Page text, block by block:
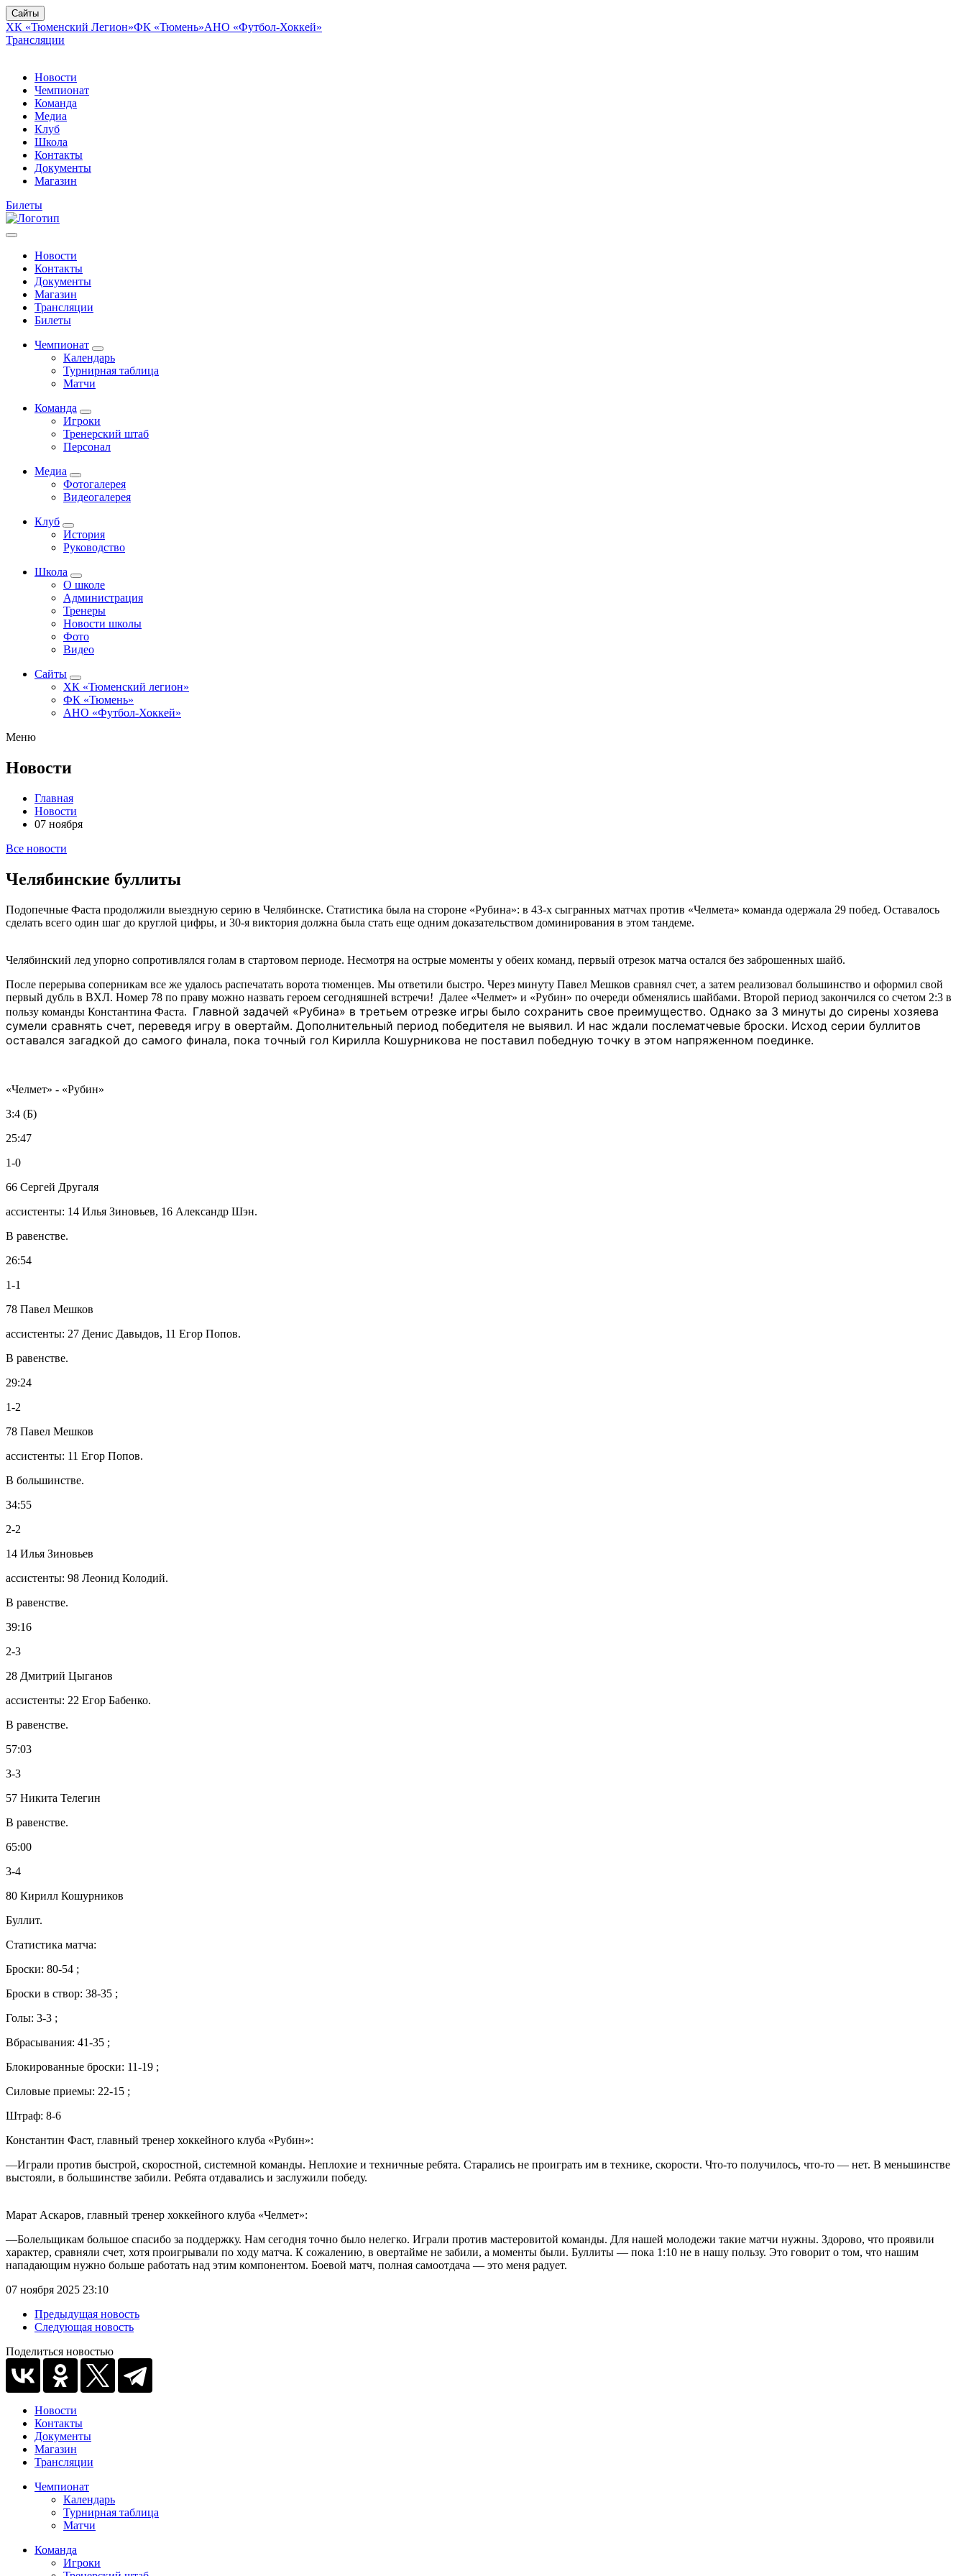
Сайты
ХК «Тюменский Легион»ФК «Тюмень»АНО «Футбол-Хоккей»
Трансляции
Новости
Чемпионат
Команда
Медиа
Клуб
Школа
Контакты
Документы
Магазин
Билеты
Новости
Контакты
Документы
Магазин
Трансляции
Билеты
Чемпионат
Календарь
Турнирная таблица
Матчи
Команда
Игроки
Тренерский штаб
Персонал
Медиа
Фотогалерея
Видеогалерея
Клуб
История
Руководство
Школа
О школе
Администрация
Тренеры
Новости школы
Фото
Видео
Сайты
ХК «Тюменский легион»
ФК «Тюмень»
АНО «Футбол-Хоккей»
Меню
Новости
Главная
Новости
07 ноября
Все новости
Челябинские буллиты
Подопечные Фаста продолжили выездную серию в Челябинске. Статистика была на стороне «Рубина»: в 43-х сыгранных матчах против «Челмета» команда одержала 29 побед. Оставалось
сделать всего один шаг до круглой цифры, и 30-я виктория должна была стать еще одним доказательством доминирования в этом тандеме.
Челябинский лед упорно сопротивлялся голам в стартовом периоде. Несмотря на острые моменты у обеих команд, первый отрезок матча остался без заброшенных шайб.
После перерыва соперникам все же удалось распечатать ворота тюменцев. Мы ответили быстро. Через минуту Павел Мешков сравнял счет, а затем реализовал большинство и оформил свой
первый дубль в ВХЛ. Номер 78 по праву можно назвать героем сегодняшней встречи! Далее «Челмет» и «Рубин» по очереди обменялись шайбами. Второй период закончился со счетом 2:3 в
пользу команды Константина Фаста. Главной задачей «Рубина» в третьем отрезке игры было сохранить свое преимущество. Однако за 3 минуты до сирены хозяева
сумели сравнять счет, переведя игру в овертайм. Дополнительный период победителя не выявил. И нас ждали послематчевые броски. Исход серии буллитов
оставался загадкой до самого финала, пока точный гол Кирилла Кошурникова не поставил победную точку в этом напряженном поединке.
«Челмет» - «Рубин»
3:4 (Б)
25:47
1-0
66 Сергей Другаля
ассистенты: 14 Илья Зиновьев, 16 Александр Шэн.
В равенстве.
26:54
1-1
78 Павел Мешков
ассистенты: 27 Денис Давыдов, 11 Егор Попов.
В равенстве.
29:24
1-2
78 Павел Мешков
ассистенты: 11 Егор Попов.
В большинстве.
34:55
2-2
14 Илья Зиновьев
ассистенты: 98 Леонид Колодий.
В равенстве.
39:16
2-3
28 Дмитрий Цыганов
ассистенты: 22 Егор Бабенко.
В равенстве.
57:03
3-3
57 Никита Телегин
В равенстве.
65:00
3-4
80 Кирилл Кошурников
Буллит.
Статистика матча:
Броски: 80-54 ;
Броски в створ: 38-35 ;
Голы: 3-3 ;
Вбрасывания: 41-35 ;
Блокированные броски: 11-19 ;
Силовые приемы: 22-15 ;
Штраф: 8-6
Константин Фаст, главный тренер хоккейного клуба «Рубин»:
—Играли против быстрой, скоростной, системной команды. Неплохие и техничные ребята. Старались не проиграть им в технике, скорости. Что-то получилось, что-то — нет. В меньшинстве
выстояли, в большинстве забили. Ребята отдавались и заслужили победу.
Марат Аскаров, главный тренер хоккейного клуба «Челмет»:
—Болельщикам большое спасибо за поддержку. Нам сегодня точно было нелегко. Играли против мастеровитой команды. Для нашей молодежи такие матчи нужны. Здорово, что проявили
характер, сравняли счет, хотя проигрывали по ходу матча. К сожалению, в овертайме не забили, а моменты были. Буллиты — пока 1:10 не в нашу пользу. Это говорит о том, что нашим
нападающим нужно больше работать над этим компонентом. Боевой матч, полная самоотдача — это меня радует.
07 ноября 2025 23:10
Предыдущая новость
Следующая новость
Поделиться новостью
Новости
Контакты
Документы
Магазин
Трансляции
Чемпионат
Календарь
Турнирная таблица
Матчи
Команда
Игроки